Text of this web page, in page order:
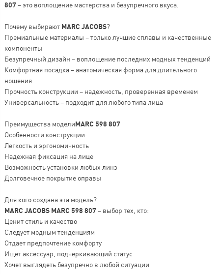
807 – это воплощение мастерства и безупречного вкуса.
Почему выбирают MARC JACOBS?
Премиальные материалы – только лучшие сплавы и качественные
компоненты
Безупречный дизайн – воплощение последних модных тенденций
Комфортная посадка – анатомическая форма для длительного
ношения
Прочность конструкции – надежность, проверенная временем
Универсальность – подходит для любого типа лица
Преимущества моделиMARC 598 807
Особенности конструкции:
Легкость и эргономичность
Надежная фиксация на лице
Возможность установки любых линз
Долговечное покрытие оправы
Для кого создана эта модель?
MARC JACOBS MARC 598 807 – выбор тех, кто:
Ценит стиль и качество
Следует модным тенденциям
Отдает предпочтение комфорту
Ищет аксессуар, подчеркивающий статус
Хочет выглядеть безупречно в любой ситуации